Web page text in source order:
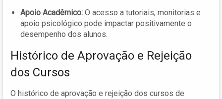
Apoio Acadêmico: O acesso a tutoriais, monitorias e
apoio psicológico pode impactar positivamente o
desempenho dos alunos.
Histórico de Aprovação e Rejeição
dos Cursos
O histórico de aprovação e rejeição dos cursos de